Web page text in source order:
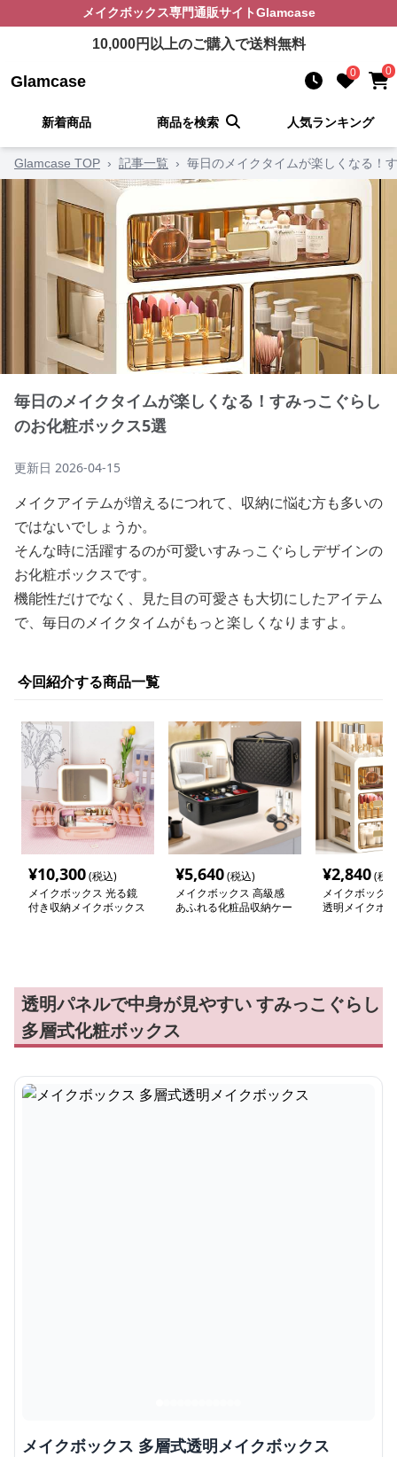
メイクボックス専門通販サイトGlamcase
10,000円以上のご購入で送料無料
Glamcase 0 0
新着商品 商品を検索 人気ランキング
Glamcase TOP › 記事一覧 › 毎日のメイクタイムが楽しくなる！
毎日のメイクタイムが楽しくなる！すみっこぐらし
のお化粧ボックス5選
更新日 2026-04-15
メイクアイテムが増えるにつれて、収納に悩む方も多いの
ではないでしょうか。
そんな時に活躍するのが可愛いすみっこぐらしデザインの
お化粧ボックスです。
機能性だけでなく、見た目の可愛さも大切にしたアイテム
で、毎日のメイクタイムがもっと楽しくなりますよ。
今回紹介する商品一覧
¥10,300(税込)
メイクボックス 光る鏡
付き収納メイクボックス
¥5,640(税込)
メイクボックス 高級感
あふれる化粧品収納ケー
¥2,840(税
メイクボック
透明メイクボ
透明パネルで中身が見やすい すみっこぐらし
多層式化粧ボックス
メイクボックス 多層式透明メイクボックス